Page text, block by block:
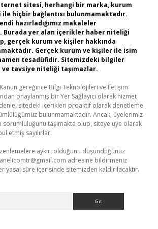
sitesi, herhangi bir marka, kurum
ile hiçbir bağlantısı bulunmamaktadır.
hazırladığımız makaleler
Burada yer alan içerikler haber niteliği
gerçek kurum ve kişiler hakkında
Gerçek kurum ve kişiler ile isim
tesadüfidir. Sitemizdeki bilgiler
tavsiye niteliği taşımazlar.
Kanun gereğince Bilgi Teknolojileri ve İletişim
onaylanmış bir Yer Sağlayıcı olarak hizmet
sitedeki içerikleri proaktif olarak denetleme
bulunmamaktadır. Ancak, üyelerimiz
sorumluluğunu taşımakta olup, siteye üye olarak
etmiş sayılırlar.
aykırı olduğunu düşündüğünüz
adresine bildirmeniz
yasal süre içerisinde sitemizden kaldırılacaktır.